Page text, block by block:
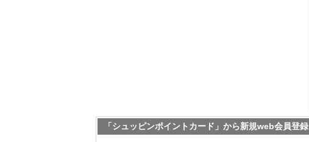
「シュッピンポイントカード」から新規web会員登録